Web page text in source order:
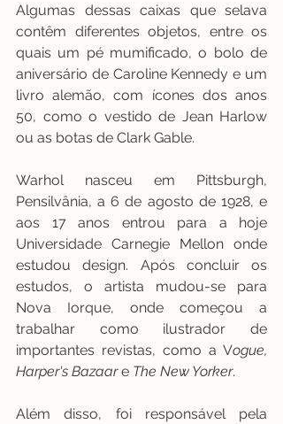
Algumas dessas caixas que selava
contêm diferentes objetos, entre os
quais um pé mumificado, o bolo de
aniversário de Caroline Kennedy e um
livro alemão, com ícones dos anos
50, como o vestido de Jean Harlow
ou as botas de Clark Gable.
Warhol nasceu em Pittsburgh,
Pensilvânia, a 6 de agosto de 1928, e
aos 17 anos entrou para a hoje
Universidade Carnegie Mellon onde
estudou design. Após concluir os
estudos, o artista mudou-se para
Nova Iorque, onde começou a
trabalhar como ilustrador de
importantes revistas, como a Vogue,
Harper's Bazaar e The New Yorker.
Além disso, foi responsável pela